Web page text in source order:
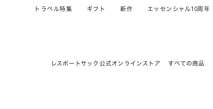
トラベル特集 ギフト 新作 エッセンシャル10周年
レスポートサック公式オンラインストア すべての商品